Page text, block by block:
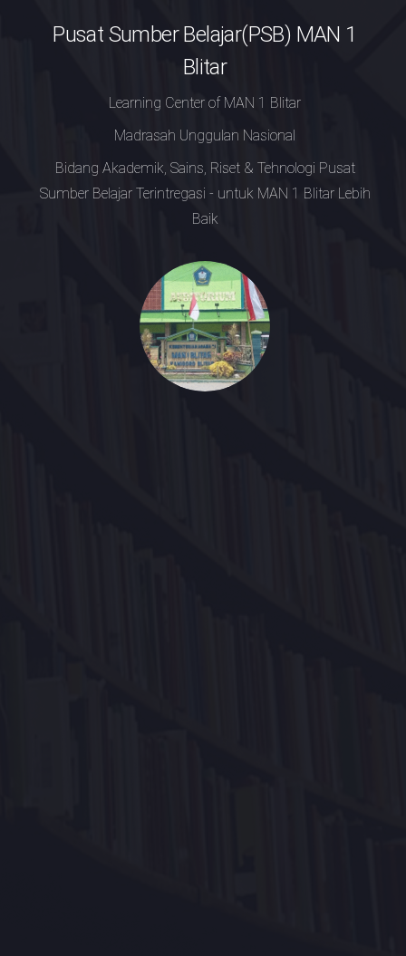
Pusat Sumber Belajar(PSB) MAN 1
Blitar
Learning Center of MAN 1 Blitar
Madrasah Unggulan Nasional
Bidang Akademik, Sains, Riset & Tehnologi Pusat
Sumber Belajar Terintregasi - untuk MAN 1 Blitar Lebih
Baik